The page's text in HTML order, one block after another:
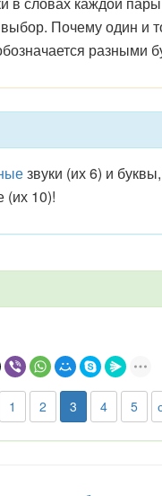
Почему один и
разными
звуки (их 6) и
(их 10)!
1 2 3 4 5